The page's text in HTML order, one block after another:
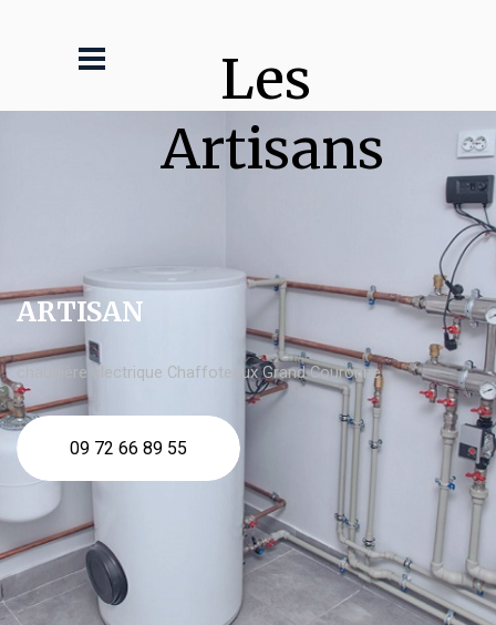
Les
Artisans
ARTISAN
chaudière électrique Chaffoteaux Grand Couronne
09 72 66 89 55